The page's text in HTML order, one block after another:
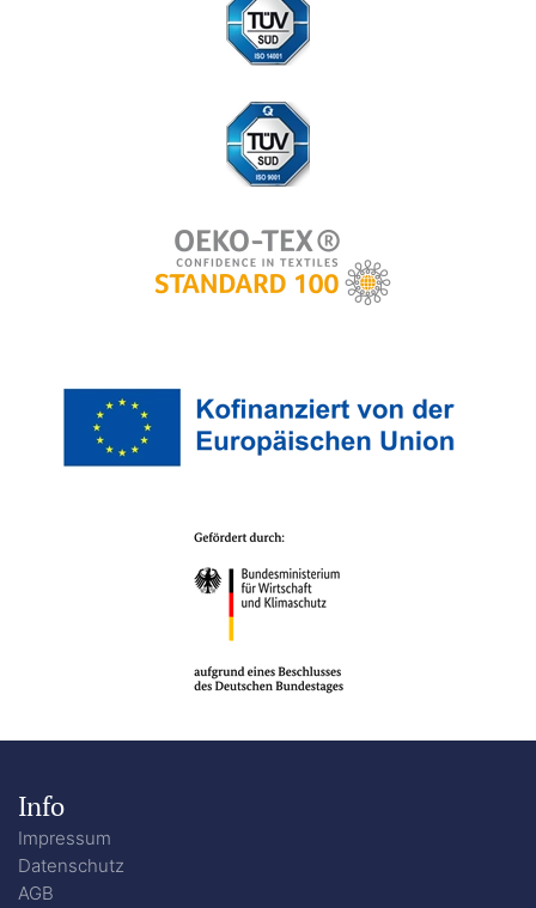
Info
Impressum
Datenschutz
AGB